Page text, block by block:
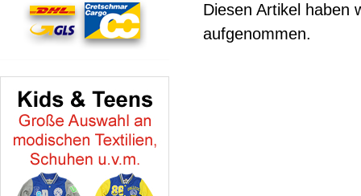
Diesen Artikel haben
aufgenommen.